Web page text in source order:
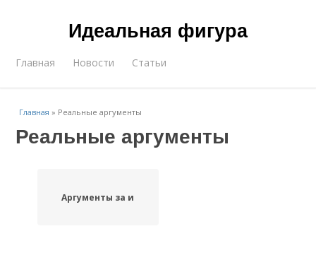
Идеальная фигура
Главная Новости Статьи
Главная » Реальные аргументы
Реальные аргументы
Аргументы за и